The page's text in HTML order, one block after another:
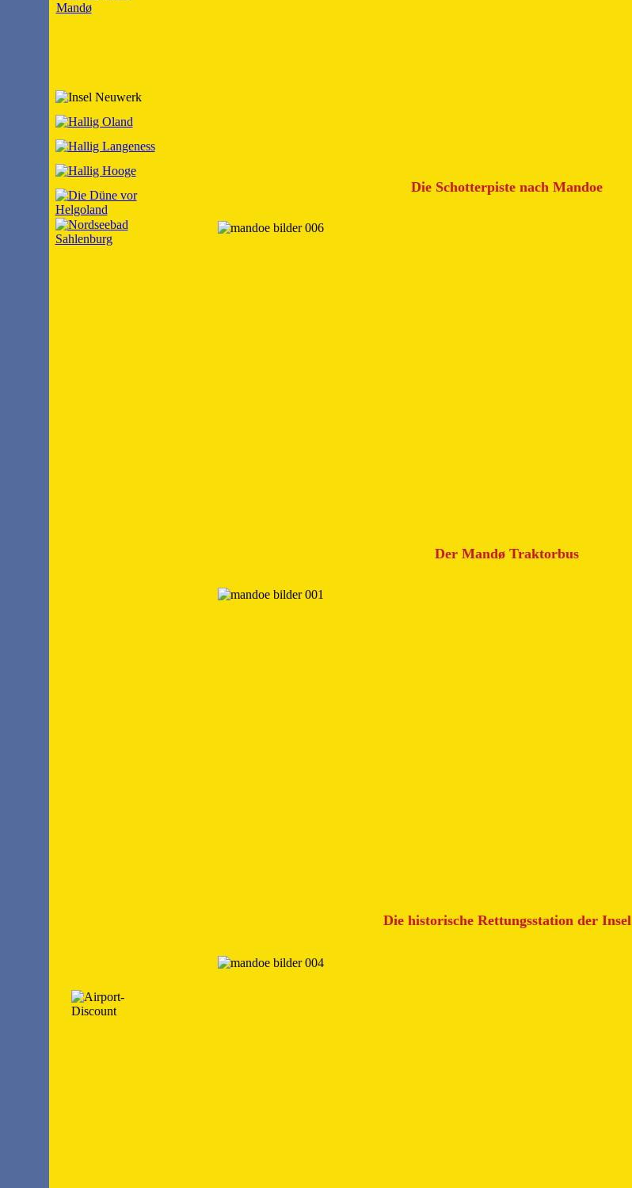
Die Schotterpiste nach Mandoe
Der Mandø Traktorbus
Die historische Rettungsstation der Insel